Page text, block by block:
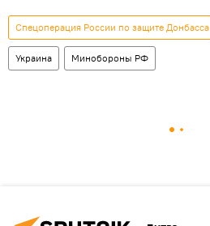
Спецоперация России по защите Донбасса
Украина Минобороны РФ